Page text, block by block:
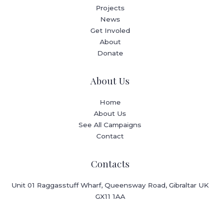
Projects
News
Get Involed
About
Donate
About Us
Home
About Us
See All Campaigns
Contact
Contacts
Unit 01 Raggasstuff Wharf, Queensway Road, Gibraltar UK
GX11 1AA